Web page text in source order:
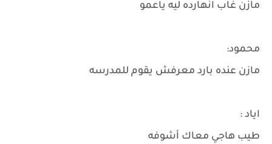
مازن غاب انهارده ليه ياعمو
محمود:
مازن عنده بارد معرفش يقوم للمدرسه
اياد :
طيب هاجي معاك أشوفه